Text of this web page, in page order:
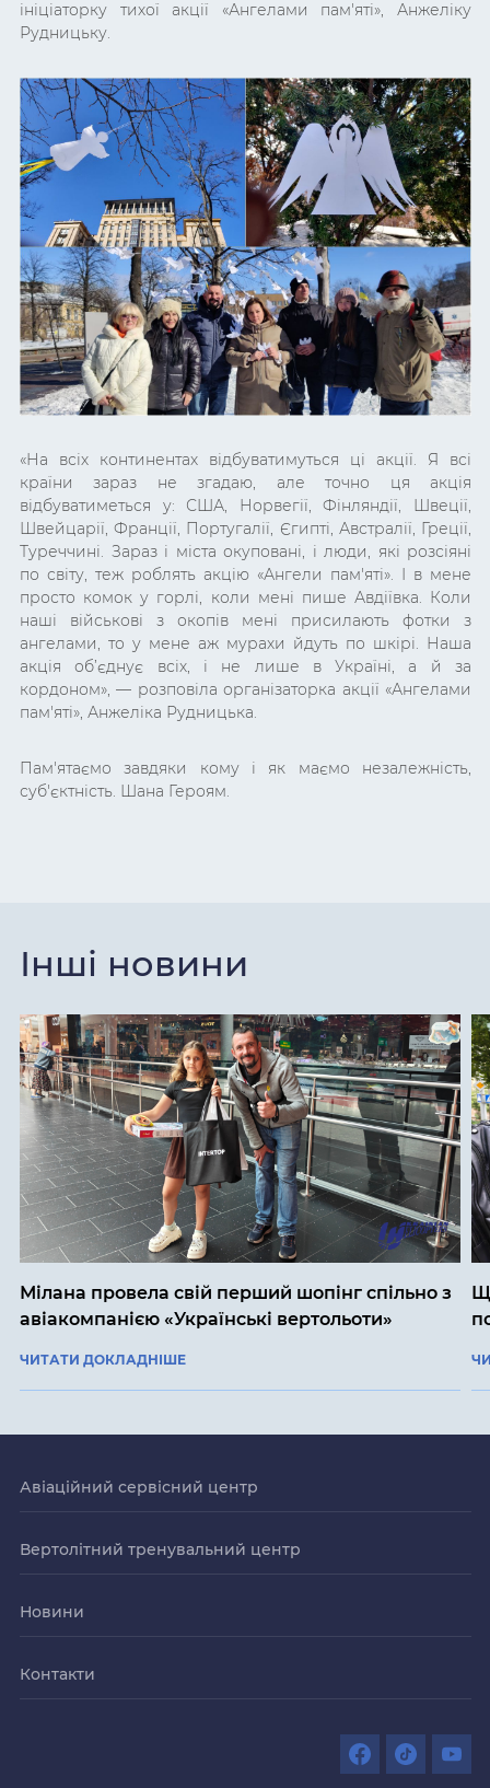
ініціаторку тихої акції «Ангелами пам'яті», Анжеліку
Рудницьку.
«На всіх континентах відбуватимуться ці акції. Я всі
країни зараз не згадаю, але точно ця акція
відбуватиметься у: США, Норвегії, Фінляндії, Швеції,
Швейцарії, Франції, Португалії, Єгипті, Австралії, Греції,
Туреччині. Зараз і міста окуповані, і люди, які розсіяні
по світу, теж роблять акцію «Ангели пам'яті». І в мене
просто комок у горлі, коли мені пише Авдіївка. Коли
наші військові з окопів мені присилають фотки з
ангелами, то у мене аж мурахи йдуть по шкірі. Наша
акція об’єднує всіх, і не лише в Україні, а й за
кордоном»,— розповіла організаторка акції «Ангелами
пам'яті», Анжеліка Рудницька.
Пам'ятаємо завдяки кому і як маємо незалежність,
суб'єктність. Шана Героям.
Інші новини
Мілана провела свій перший шопінг спільно з
авіакомпанією «Українські вертольоти»
ЧИТАТИ ДОКЛАДНІШЕ
Авіаційний сервісний центр
Вертолітний тренувальний центр
Новини
Контакти